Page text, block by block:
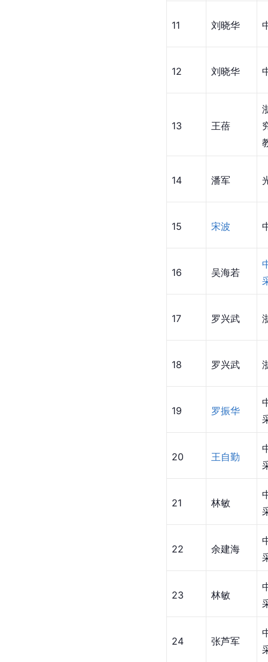
11 刘晓华
12 刘晓华
13 王蓓
14 潘军
15 宋波
16 吴海若
17 罗兴武
18 罗兴武
19 罗振华
20 王自勤
21 林敏
22 余建海
23 林敏
24 张芦军